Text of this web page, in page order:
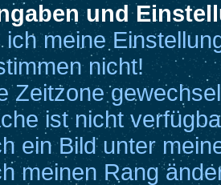
und
meine
nicht!
Zeitzone
ist nicht
ein Bild unter
meinen Rang